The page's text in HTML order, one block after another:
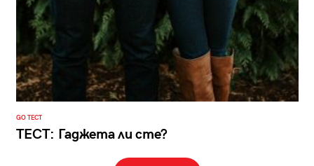
GO ТЕСТ
ТЕСТ: Гаджета ли сте?